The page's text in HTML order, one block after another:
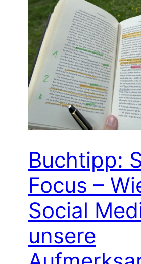
Buchtipp:
Focus –
Social
unsere